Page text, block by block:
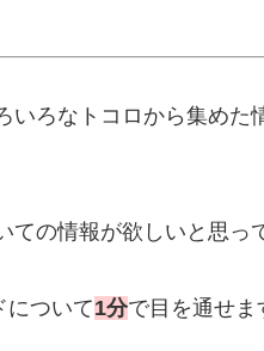
いろなトコロから集めた
ての情報が欲しいと思っ
について1分で目を通せま